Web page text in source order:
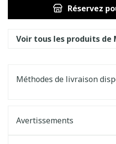
Réservez
Voir tous les produits de
Méthodes de livraison
Avertissements